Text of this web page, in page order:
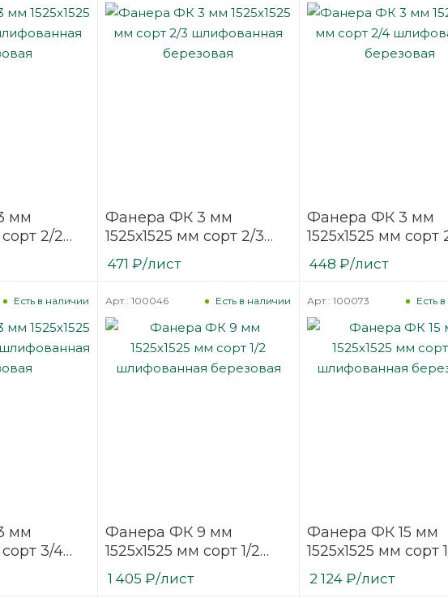
мм
2/2
Фанера ФК 3 мм
1525х1525 мм сорт 2/3
шлифованная
березовая
471 ₽/лист
Фанера ФК 3 мм
1525х1525 мм сорт
шлифованная
березовая
448 ₽/лист
мм
сорт 3/4
Есть в наличии
Фанера ФК 9 мм
1525х1525 мм сорт 1/2
шлифованная
березовая
Есть в наличии
Арт.: 100046
1 405 ₽/лист
Фанера ФК 15 мм
1525х1525 мм сорт
шлифованная
березовая
Есть
Арт.: 100073
2 124₽/лист